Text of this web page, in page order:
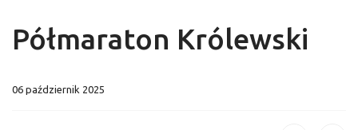
Półmaraton Królewski
06 październik 2025